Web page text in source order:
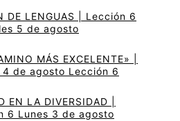
DE LENGUAS | Lección 6
5 de agosto
MÁS EXCELENTE» |
4 de agosto Lección 6
EN LA DIVERSIDAD |
6 Lunes 3 de agosto